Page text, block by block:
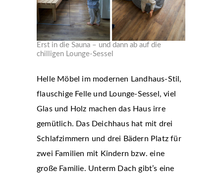
Erst in die Sauna – und dann ab auf die
chilligen Lounge-Sessel
Helle Möbel im modernen Landhaus-Stil,
flauschige Felle und Lounge-Sessel, viel
Glas und Holz machen das Haus irre
gemütlich. Das Deichhaus hat mit drei
Schlafzimmern und drei Bädern Platz für
zwei Familien mit Kindern bzw. eine
große Familie. Unterm Dach gibt’s eine